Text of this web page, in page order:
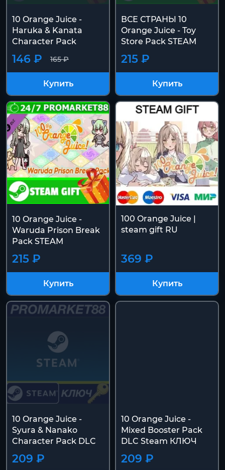
10 Orange Juice -
Haruka & Kanata
Character Pack
165 ₽
146 ₽
Купить
ВСЕ СТРАНЫ 10
Orange Juice - Toy
Store Pack STEAM
215 ₽
Купить
10 Orange Juice -
Waruda Prison Break
Pack STEAM
215 ₽
Купить
100 Orange Juice |
steam gift RU
369 ₽
Купить
10 Orange Juice -
Syura & Nanako
Character Pack DLC
209 ₽
10 Orange Juice -
Mixed Booster Pack
DLC Steam КЛЮЧ
209 ₽